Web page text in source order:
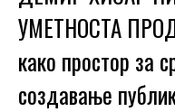
УМЕТНОСТА
како простор за
создавање